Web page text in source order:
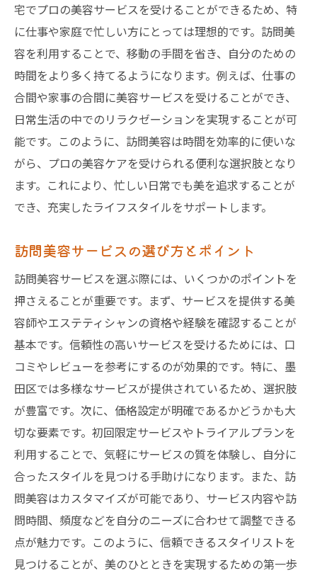
東京都で訪問美容を受ける準備
初めての訪問美容体験のコツ
訪問美容を安心して受けるために
墨田区の訪問美容で理想の時間を
訪問美容で理想の美を手に入れる
墨田区の訪問美容で充実の時間
理想の休日を訪問美容で過ごす
訪問美容で自分だけの時間を満喫
訪問美容で叶える理想の変身
自宅で受ける訪問美容の利点
訪問美容で自宅が特別な空間に
訪問美容の利点とその楽しみ方
自宅で訪問美容を受けるメリット
訪問美容の便利さを活かす方法
訪問美容での自宅施術の魅力とは
訪問美容の利点を最大限に活用
東京都墨田区の訪問美容を活用
墨田区で訪問美容を上手に活用する
訪問美容を活かした時間の使い方
訪問美容で日常を豊かにする方法
墨田区の訪問美容活用術を紹介
訪問美容で得られる生活の質向上
宅でプロの美容サービスを受けることができるため、特
に仕事や家庭で忙しい方にとっては理想的です。訪問美
容を利用することで、移動の手間を省き、自分のための
時間をより多く持てるようになります。例えば、仕事の
合間や家事の合間に美容サービスを受けることができ、
日常生活の中でのリラクゼーションを実現することが可
能です。このように、訪問美容は時間を効率的に使いな
がら、プロの美容ケアを受けられる便利な選択肢となり
ます。これにより、忙しい日常でも美を追求することが
でき、充実したライフスタイルをサポートします。
訪問美容サービスの選び方とポイント
訪問美容サービスを選ぶ際には、いくつかのポイントを
押さえることが重要です。まず、サービスを提供する美
容師やエステティシャンの資格や経験を確認することが
基本です。信頼性の高いサービスを受けるためには、口
コミやレビューを参考にするのが効果的です。特に、墨
田区では多様なサービスが提供されているため、選択肢
が豊富です。次に、価格設定が明確であるかどうかも大
切な要素です。初回限定サービスやトライアルプランを
利用することで、気軽にサービスの質を体験し、自分に
合ったスタイルを見つける手助けになります。また、訪
問美容はカスタマイズが可能であり、サービス内容や訪
問時間、頻度などを自分のニーズに合わせて調整できる
点が魅力です。このように、信頼できるスタイリストを
見つけることが、美のひとときを実現するための第一歩